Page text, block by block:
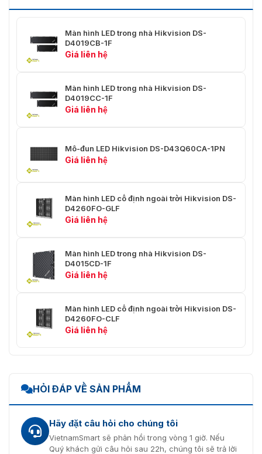
Nguồn Điện
Nguồn Cung Cấp
Công Suất Tối Đa ≤ 631 W/m²
Công Suất Trung
Bình
Việc
Độ Ẩm Làm Việc 10%~80%RH
Độ Ẩm Lưu Trữ
Chung
12.992") (Thùng, 1 tủ trong 1 hộp)
Kích Thước Bao Bì
(46.456" × 5.354" × 23.818")
1237 mm × 1041 mm × 652 mm
(48.700 × 40.984" × 25.669")
(Thùng, 5 tủ trong 1 hộp)
Màn hình LED trong nhà Hikvision DS-
D4019CB-1F
Giá liên hệ
Màn hình LED trong nhà Hikvision DS-
D4019CC-1F
Giá liên hệ
Mô-đun LED Hikvision DS-D43Q60CA-1PN
Giá liên hệ
Màn hình LED cố định ngoài trời Hikvision DS-
D4260FO-GLF
Giá liên hệ
Màn hình LED trong nhà Hikvision DS-
D4015CD-1F
Giá liên hệ
Màn hình LED cố định ngoài trời Hikvision DS-
D4260FO-CLF
Giá liên hệ
HỎI ĐÁP VỀ SẢN PHẨM
Hãy đặt câu hỏi cho chúng tôi
VietnamSmart sẽ phản hồi trong vòng 1 giờ. Nếu
Quý khách gửi câu hỏi sau 22h, chúng tôi sẽ trả lời